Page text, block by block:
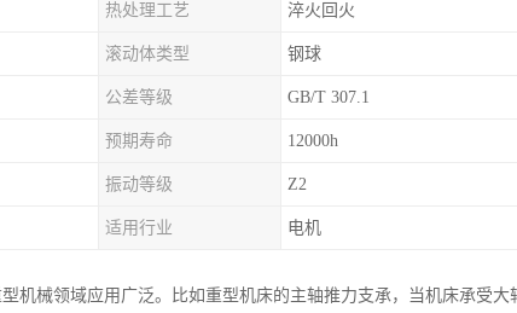
热处理工艺 淬火回火
滚动体类型 钢球
公差等级 GB/T 307.1
预期寿命 12000h
振动等级 Z2
适用行业 电机
机械领域应用广泛。比如重型机床的主轴推力支承，当机床承受大